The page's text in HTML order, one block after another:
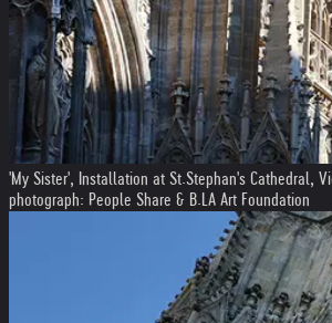
'My Sister', Installation at St.Stephan's Cathedral,
photograph: People Share & B.LA Art Foundation